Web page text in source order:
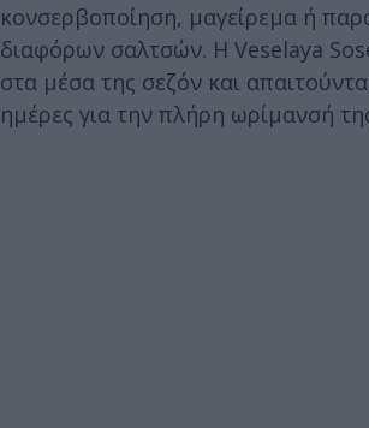
κονσερβοποίηση, μαγείρεμα ή
διαφόρων σαλτσών. Η Veselaya
στα μέσα της σεζόν και
ημέρες για την πλήρη ωρίμανσή